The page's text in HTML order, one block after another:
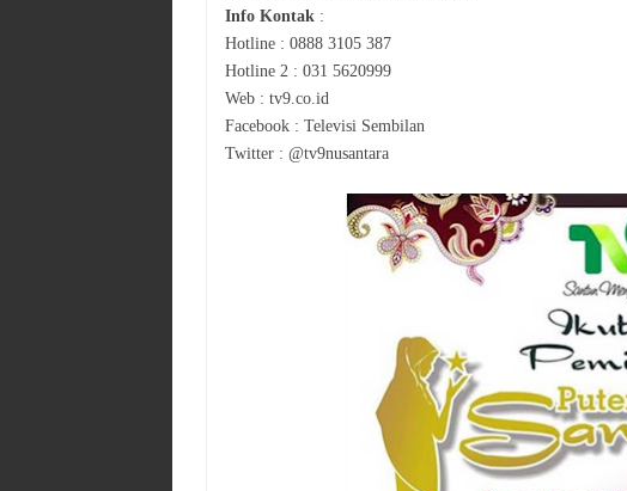
Info Kontak :
Hotline : 0888 3105 387
Hotline 2 : 031 5620999
Web : tv9.co.id
Facebook : Televisi Sembilan
Twitter : @tv9nusantara